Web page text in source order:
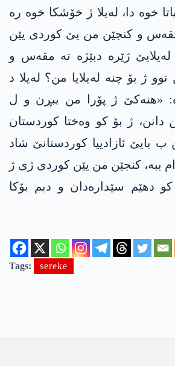
خوە دا، لەیلا ژ خۆشکا خوە رە
و کنجێن من یێ کوردی یێن
لەیلایێ ژێرە دبێژە تە مقەس و
ژ بۆ چنە لەیلایا من؟ لەیلا د
«هنەکێ ژ پۆرا من ببڕن و ل
دانن، ژ بۆ كو وه‌ختا کوردستان
ب بایێ ئازادییا کوردستانێ شاد
ببە، کنجێن من یێن کوردی ژی ژ
دهێم سێدارەدان و دبم بۆکا
Tags: sereke